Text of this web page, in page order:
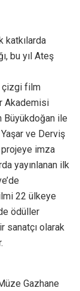
katkılarda
bu yıl Ateş
çizgi film
Akademisi
Büyükdoğan ile
ve Derviş
imza
yayınlanan ilk
22 ülkeye
ödüller
sanatçı olarak
Gazhane